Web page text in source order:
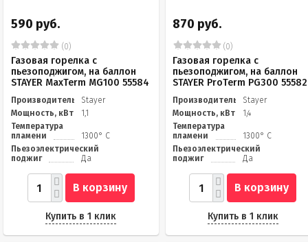
590 руб.
(0)
Газовая горелка с
пьезоподжигом, на баллон
STAYER MaxTerm MG100 55584
Производитель
Stayer
Мощность, кВт
1,1
Температура
пламени
1300° C
Пьезоэлектрический
поджиг
Да
В корзину
Купить в 1 клик
870 руб.
(0)
Газовая горелка с
пьезоподжигом, на баллон
STAYER ProTerm PG300 55582
Производитель
Stayer
Мощность, кВт
1,4
Температура
пламени
1300° C
Пьезоэлектрический
поджиг
Да
В корзину
Купить в 1 клик